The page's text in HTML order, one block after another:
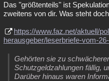
Das "größtenteils" ist
zweitens von dir. Was steht
https://www.faz.net/aktuell/
herausgeber/leserbriefe-vom-
Gehörten sie zu
Schutzgeldzahlungen fällig,
Darüber hinaus waren